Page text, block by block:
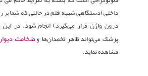
داخلی (دستگاهی شبیه قلم در حالتی که شما بر
درون واژن قرار می‌گیرد) انجام شود. در
پزشک می‌تواند ظاهر تخمدان‌ها وضخامت
مشاهده نماید.